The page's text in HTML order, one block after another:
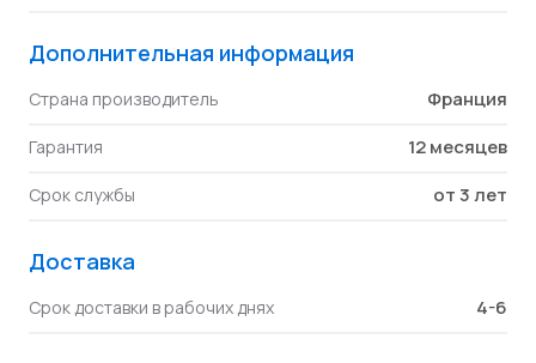
Дополнительная информация
Страна производитель Франция
Гарантия 12 месяцев
Срок службы от 3 лет
Доставка
Срок доставки в рабочих днях 4-6